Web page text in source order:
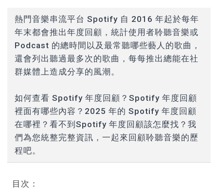
熱門音樂串流平台 Spotify 自 2016 年起於每年
年末都會推出年度回顧，統計使用者聆聽音樂或
Podcast 的總時間以及最常聽哪些藝人的歌曲，
還會列出聽過最多次的歌曲，每每推出總能在社
群媒體上造成分享的風潮。
如何查看 Spotify 年度回顧？Spotify 年度回顧
裡面有哪些內容？2025 年的 Spotify 年度回顧
在哪裡？看不到Spotify 年度回顧該怎麼找？我
們為您統整完整資訊，一起來回顧聆聽音樂的歷
程吧。
目次：